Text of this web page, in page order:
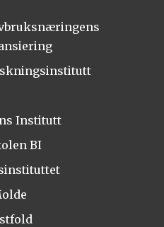
Institutt
BI